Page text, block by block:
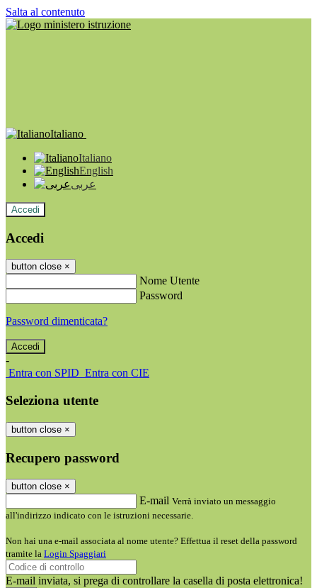
Salta al contenuto
Italiano
Italiano
English
عربى
Accedi
Accedi
button close ×
Nome Utente
Password
Password dimenticata?
-
Entra con SPID Entra con CIE
Seleziona utente
button close ×
Recupero password
button close ×
E-mail Verrà inviato un messaggio
all'indirizzo indicato con le istruzioni necessarie.
Non hai una e-mail associata al nome utente? Effettua il reset della password
tramite la Login Spaggiari
E-mail inviata, si prega di controllare la casella di posta elettronica!